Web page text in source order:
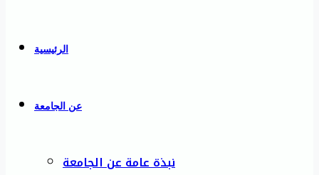
الرئيسية
عن الجامعة
نبذة عامة عن الجامعة